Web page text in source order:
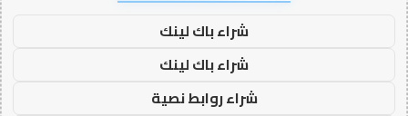
شراء باك لينك
شراء باك لينك
شراء روابط نصية